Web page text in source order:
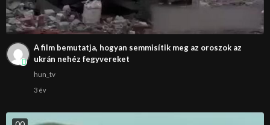
A film bemutatja, hogyan semmisítik meg az oroszok az
ukrán nehéz fegyvereket
hun_tv
3 év